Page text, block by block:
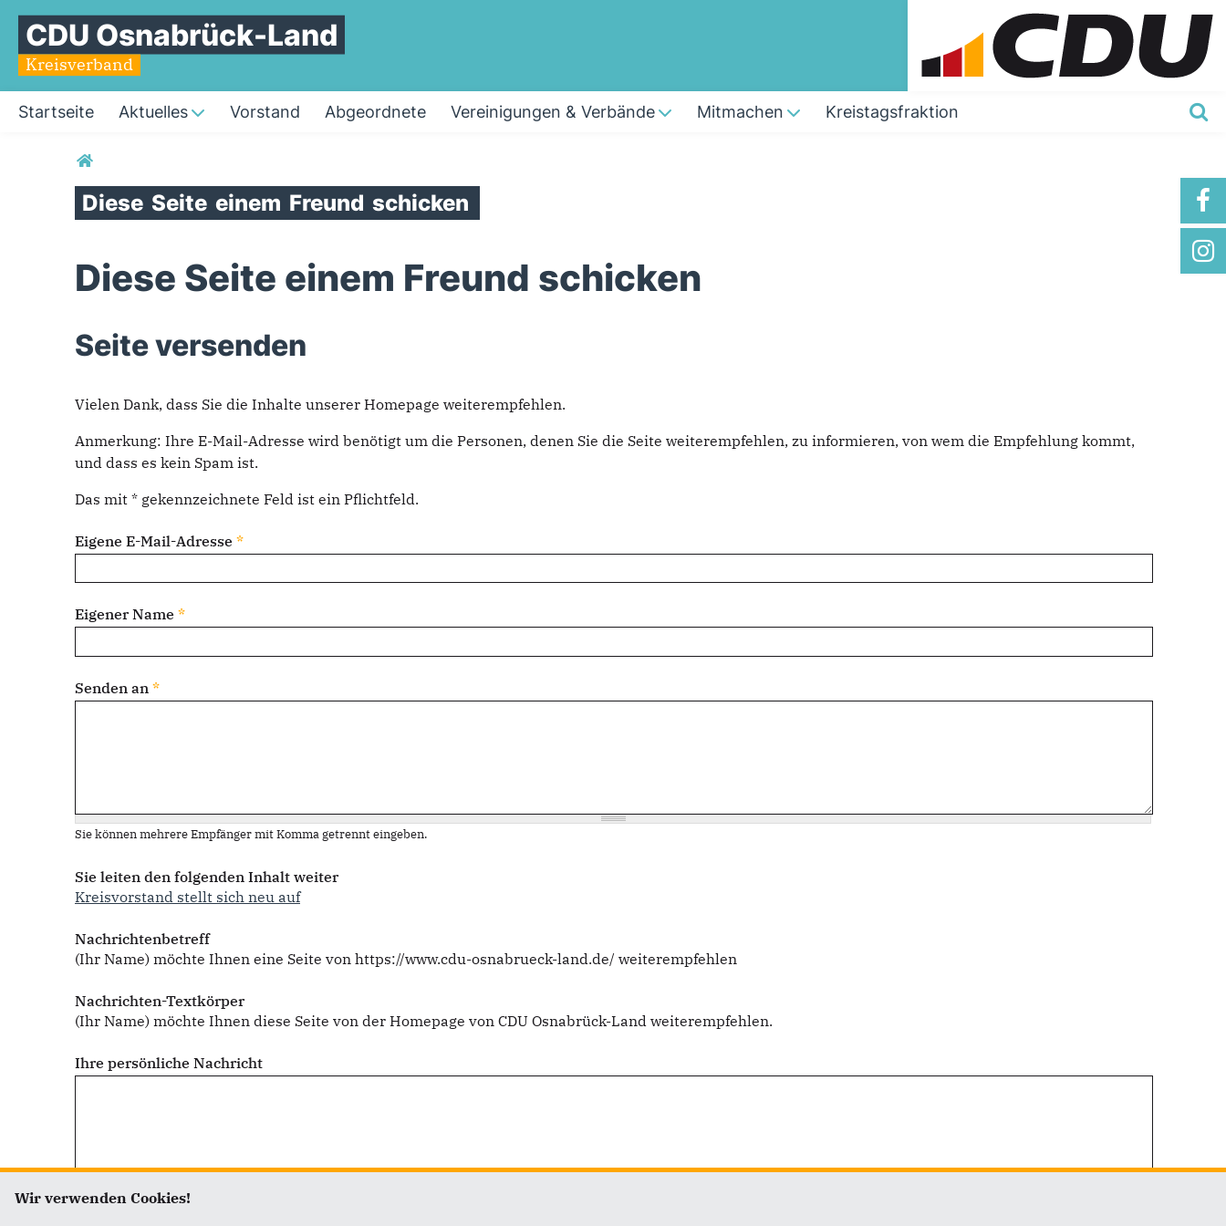
CDU Osnabrück-Land
Kreisverband
Startseite Aktuelles Vorstand Abgeordnete Vereinigungen & Verbände Mitmachen Kreistagsfraktion
Sie sind hier
Diese Seite einem Freund schicken
Diese Seite einem Freund schicken
Seite versenden
Vielen Dank, dass Sie die Inhalte unserer Homepage weiterempfehlen.
Anmerkung: Ihre E-Mail-Adresse wird benötigt um die Personen, denen Sie die Seite weiterempfehlen, zu informieren, von wem die Empfehlung kommt,
und dass es kein Spam ist.
Das mit * gekennzeichnete Feld ist ein Pflichtfeld.
Eigene E-Mail-Adresse *
Eigener Name *
Senden an *
Sie können mehrere Empfänger mit Komma getrennt eingeben.
Sie leiten den folgenden Inhalt weiter
Kreisvorstand stellt sich neu auf
Nachrichtenbetreff
(Ihr Name) möchte Ihnen eine Seite von https://www.cdu-osnabrueck-land.de/ weiterempfehlen
Nachrichten-Textkörper
(Ihr Name) möchte Ihnen diese Seite von der Homepage von CDU Osnabrück-Land weiterempfehlen.
Ihre persönliche Nachricht
Wir verwenden Cookies!